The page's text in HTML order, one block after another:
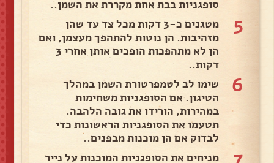
סופגניות בבת אחת מקררת את השמן..
5
מטגנים כ-3 דקות מכל צד עד שהן
מזהיבות. הן נוטות להתהפך מעצמן, ואם
הן לא מתהפכות הופכים אותן אחרי 3
דקות..
6
שימו לב לטמפרטורת השמן במהלך
הטיגון. אם הסופגניות משחימות
במהירות, הורידו את גובה הלהבה.
תטעמו את הסופגניות הראשונות כדי
לבדוק אם הן מוכנות מבפנים..
מניחים את הסופגניות המוכנות על נייר